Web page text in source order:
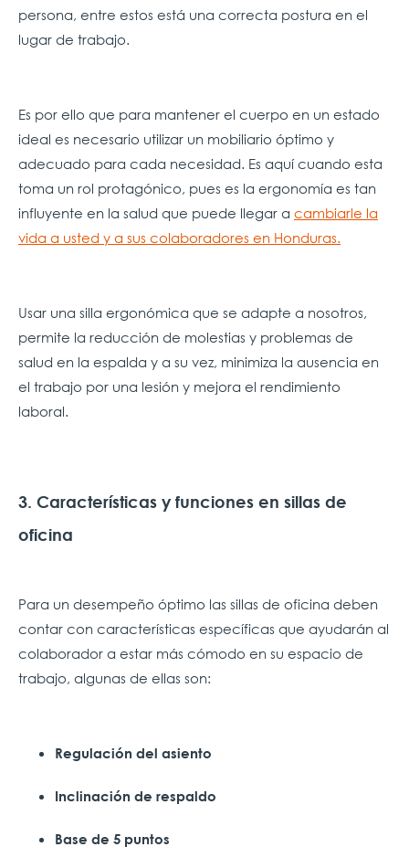
persona, entre estos está una correcta postura en el
lugar de trabajo.
Es por ello que para mantener el cuerpo en un estado
ideal es necesario utilizar un mobiliario óptimo y
adecuado para cada necesidad. Es aquí cuando esta
toma un rol protagónico, pues es la ergonomía es tan
influyente en la salud que puede llegar a cambiarle la
vida a usted y a sus colaboradores en Honduras.
Usar una silla ergonómica que se adapte a nosotros,
permite la reducción de molestias y problemas de
salud en la espalda y a su vez, minimiza la ausencia en
el trabajo por una lesión y mejora el rendimiento
laboral.
3. Características y funciones en sillas de
oficina
Para un desempeño óptimo las sillas de oficina deben
contar con características específicas que ayudarán al
colaborador a estar más cómodo en su espacio de
trabajo, algunas de ellas son:
Regulación del asiento
Inclinación de respaldo
Base de 5 puntos